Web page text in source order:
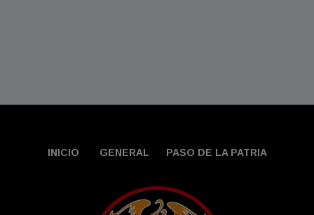
INICIO GENERAL PASO DE LA PATRIA